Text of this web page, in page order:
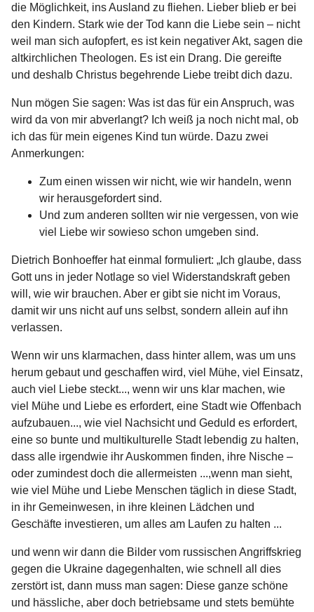
die Möglichkeit, ins Ausland zu fliehen. Lieber blieb er bei
den Kindern. Stark wie der Tod kann die Liebe sein – nicht
weil man sich aufopfert, es ist kein negativer Akt, sagen die
altkirchlichen Theologen. Es ist ein Drang. Die gereifte
und deshalb Christus begehrende Liebe treibt dich dazu.
Nun mögen Sie sagen: Was ist das für ein Anspruch, was
wird da von mir abverlangt? Ich weiß ja noch nicht mal, ob
ich das für mein eigenes Kind tun würde. Dazu zwei
Anmerkungen:
Zum einen wissen wir nicht, wie wir handeln, wenn
wir herausgefordert sind.
Und zum anderen sollten wir nie vergessen, von wie
viel Liebe wir sowieso schon umgeben sind.
Dietrich Bonhoeffer hat einmal formuliert: „Ich glaube, dass
Gott uns in jeder Notlage so viel Widerstandskraft geben
will, wie wir brauchen. Aber er gibt sie nicht im Voraus,
damit wir uns nicht auf uns selbst, sondern allein auf ihn
verlassen.
Wenn wir uns klarmachen, dass hinter allem, was um uns
herum gebaut und geschaffen wird, viel Mühe, viel Einsatz,
auch viel Liebe steckt..., wenn wir uns klar machen, wie
viel Mühe und Liebe es erfordert, eine Stadt wie Offenbach
aufzubauen..., wie viel Nachsicht und Geduld es erfordert,
eine so bunte und multikulturelle Stadt lebendig zu halten,
dass alle irgendwie ihr Auskommen finden, ihre Nische –
oder zumindest doch die allermeisten ...,wenn man sieht,
wie viel Mühe und Liebe Menschen täglich in diese Stadt,
in ihr Gemeinwesen, in ihre kleinen Lädchen und
Geschäfte investieren, um alles am Laufen zu halten ...
und wenn wir dann die Bilder vom russischen Angriffskrieg
gegen die Ukraine dagegenhalten, wie schnell all dies
zerstört ist, dann muss man sagen: Diese ganze schöne
und hässliche, aber doch betriebsame und stets bemühte